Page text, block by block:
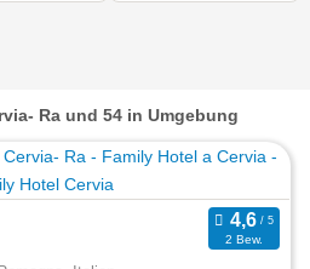
Ra und 54 in Umgebung
2 Bew.